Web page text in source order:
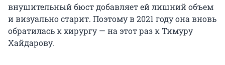
внушительный бюст добавляет ей лишний объем
и визуально старит. Поэтому в 2021 году она вновь
обратилась к хирургу — на этот раз к Тимуру
Хайдарову.